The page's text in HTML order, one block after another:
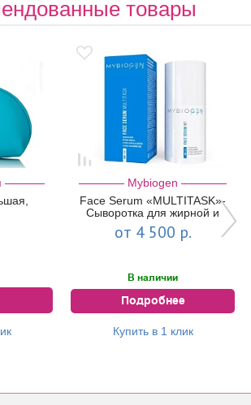
товары
Mybiogen
Face Serum «MULTITASK»-
Сыворотка для жирной и
комбинированной кожи
от 4 500 р.
В наличии
Подробнее
Купить в 1 клик